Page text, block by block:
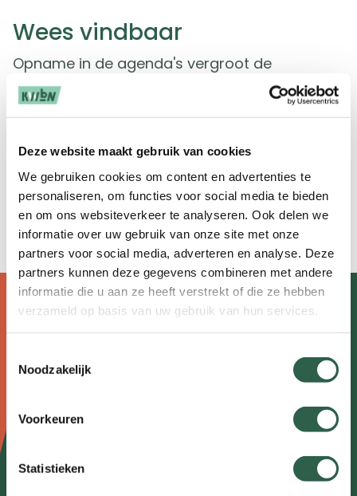
Deze website maakt gebruik van cookies
We gebruiken cookies om content en advertenties te
personaliseren, om functies voor social media te bieden
en om ons websiteverkeer te analyseren. Ook delen we
informatie over uw gebruik van onze site met onze
partners voor social media, adverteren en analyse. Deze
partners kunnen deze gegevens combineren met andere
informatie die u aan ze heeft verstrekt of die ze hebben
verzameld op basis van uw gebruik van hun services.
Noodzakelijk
Voorkeuren
Statistieken
Wees vindbaar
Opname in de agenda's vergroot de
vindbaarheid van jouw evenement en
vergroot dus de kans op meer deelnemers.
Klik op de link hieronder en we leggen je uit
hoe je jouw Avond4daagse zichtbaar maakt
in de agenda's op avond4daagse.nl en
wandel.nl.
Zo plaats je jouw Avond4daagse in de
agenda
Doormat
navigatie
Over wandelen
Nieuws
Kennisplein
Over ons